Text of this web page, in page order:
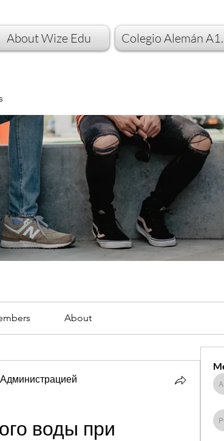
About Wize Edu Colegio Alemán
About
воды при